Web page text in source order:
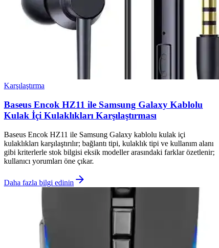
Karşılaştırma
Baseus Encok HZ11 ile Samsung Galaxy Kablolu
Kulak İçi Kulaklıkları Karşılaştırması
Baseus Encok HZ11 ile Samsung Galaxy kablolu kulak içi
kulaklıkları karşılaştırılır; bağlantı tipi, kulaklık tipi ve kullanım alanı
gibi kriterlerle stok bilgisi eksik modeller arasındaki farklar özetlenir;
kullanıcı yorumları öne çıkar.
Daha fazla bilgi edinin